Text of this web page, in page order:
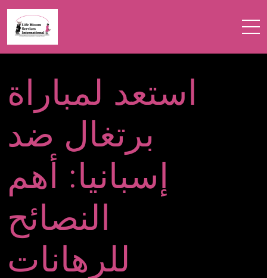
استعد لمباراة
برتغال ضد
إسبانيا: أهم
النصائح
للرهانات